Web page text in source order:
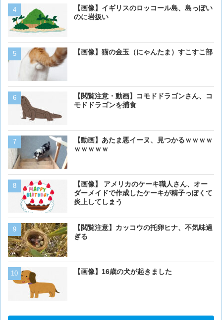
【画像】イギリスのロッコール島、島っぽい
のに岩扱い
【画像】猫の金玉（にゃんたま）すこすこ部
【閲覧注意・動画】コモドドラゴンさん、コ
モドドラゴンを捕食
【動画】あたま悪イーヌ、見つかるｗｗｗｗ
ｗｗｗｗｗ
【画像】 アメリカのケーキ職人さん、オー
ダーメイドで作成したケーキが精子っぽくて
炎上してしまう
【閲覧注意】カッコウの托卵ヒナ、不気味過
ぎる
【画像】16歳の犬が起きました
【画像】 アメリカのケー
【動画】男性、ロバにちょ
【動画】虎さん、飼い慣
を失う
【画像】イッヌさん、アホ
犬って普段何考えてるの？
ベーリング海のカニ漁「月
猫「おい人間。おれを飼え